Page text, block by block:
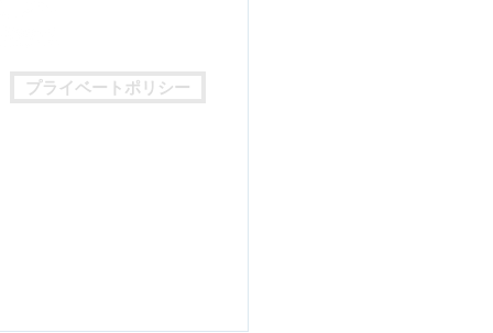
プライベートポリシー